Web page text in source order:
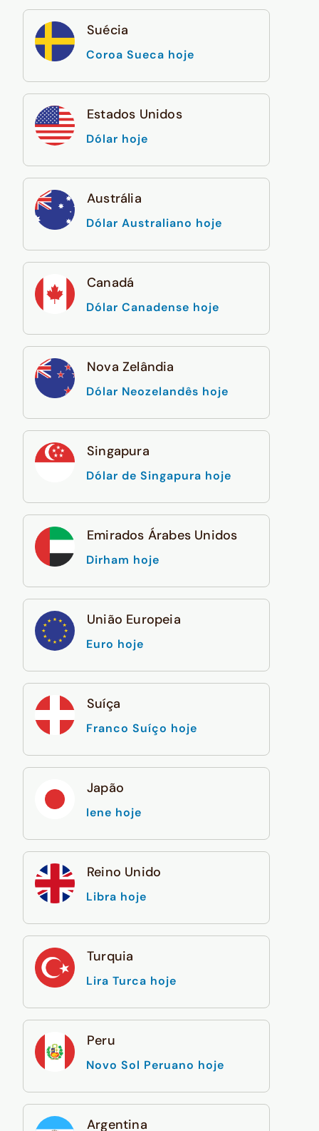
Suécia
Coroa Sueca hoje
Estados Unidos
Dólar hoje
Austrália
Dólar Australiano hoje
Canadá
Dólar Canadense hoje
Nova Zelândia
Dólar Neozelandês hoje
Singapura
Dólar de Singapura hoje
Emirados Árabes Unidos
Dirham hoje
União Europeia
Euro hoje
Suíça
Franco Suíço hoje
Japão
Iene hoje
Reino Unido
Libra hoje
Turquia
Lira Turca hoje
Peru
Novo Sol Peruano hoje
Argentina